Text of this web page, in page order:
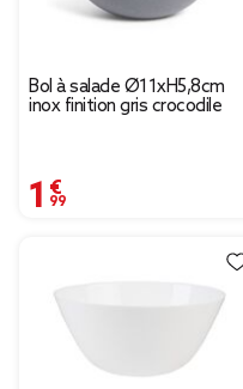
Bol à salade Ø11xH5,8cm
inox finition gris crocodile
1,99 €